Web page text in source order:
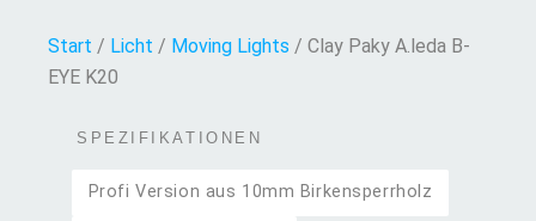
Start / Licht / Moving Lights / Clay Paky A.leda B-
EYE K20
SPEZIFIKATIONEN
Profi Version aus 10mm Birkensperrholz